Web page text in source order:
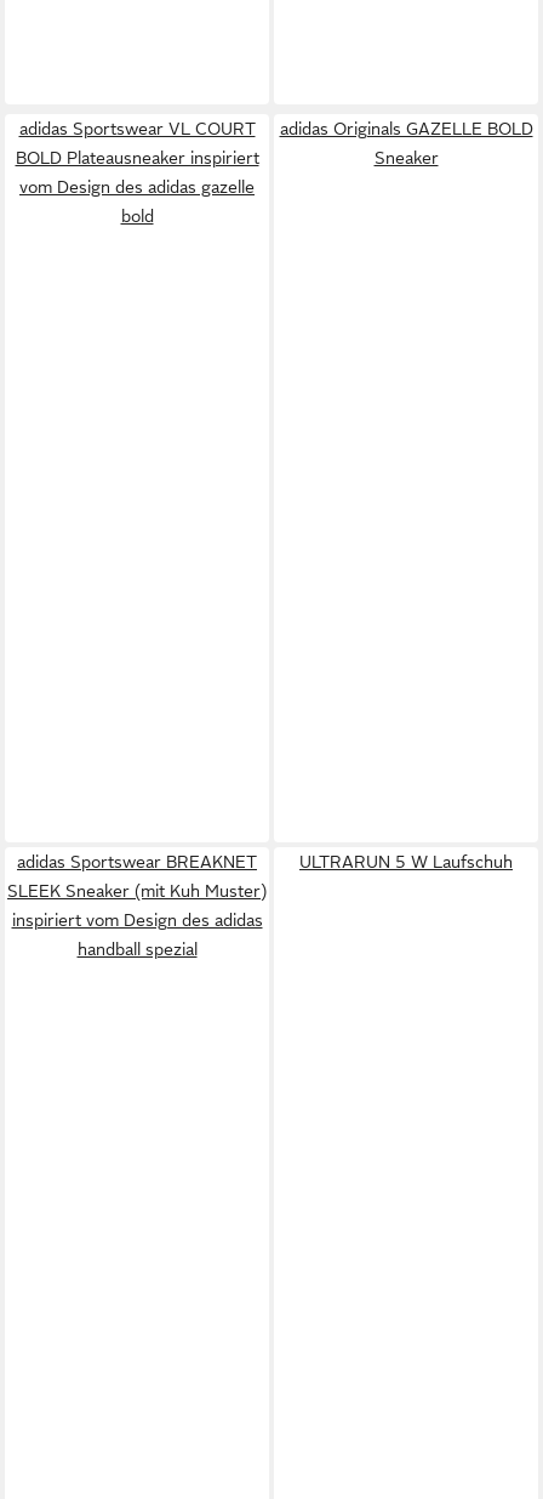
adidas Sportswear VL COURT
BOLD Plateausneaker inspiriert
vom Design des adidas gazelle
bold
adidas Originals GAZELLE BOLD
Sneaker
adidas Sportswear BREAKNET
SLEEK Sneaker (mit Kuh Muster)
inspiriert vom Design des adidas
handball spezial
ULTRARUN 5 W Laufschuh